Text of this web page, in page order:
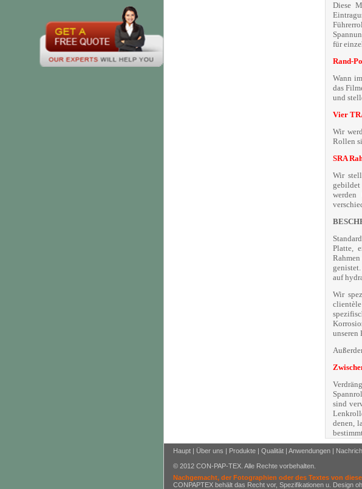
Diese
für
Rand-
Wann
das
und
Vier
Wir
Rollen
SRA
Wir
Platte,
auf
Wir
unseren
sind
denen,
Haupt| Über uns | Produkte| Qualität| Anwendungen|
© 2012 CON-PAP-TEX. Alle Rechte vorbehalten.
Nachgemacht, der Fotographien oder des Textes von
CONPAPTEX behält das Recht vor, Spezifikationen u. Design